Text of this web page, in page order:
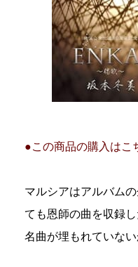
●この商品の購入はこ
マルシアはアルバム
ても恩師の曲を収録
名曲が埋もれていない